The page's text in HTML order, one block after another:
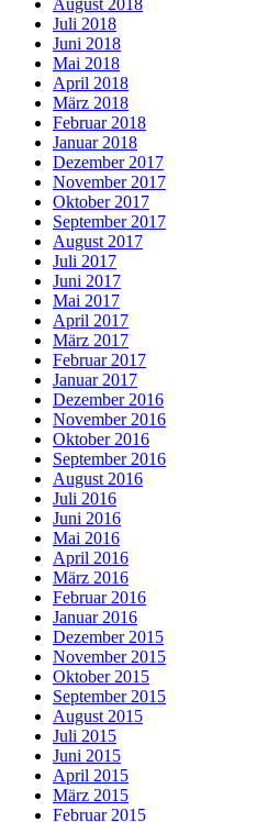
Juli 2018
Juni 2018
Mai 2018
April 2018
März 2018
Februar 2018
Januar 2018
Dezember 2017
November 2017
Oktober 2017
September 2017
August 2017
Juli 2017
Juni 2017
Mai 2017
April 2017
März 2017
Februar 2017
Januar 2017
Dezember 2016
November 2016
Oktober 2016
September 2016
August 2016
Juli 2016
Juni 2016
Mai 2016
April 2016
März 2016
Februar 2016
Januar 2016
Dezember 2015
November 2015
Oktober 2015
September 2015
August 2015
Juli 2015
Juni 2015
April 2015
März 2015
Februar 2015